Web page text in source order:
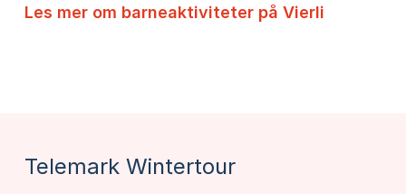
Les mer om barneaktiviteter på Vierli
Telemark Wintertour